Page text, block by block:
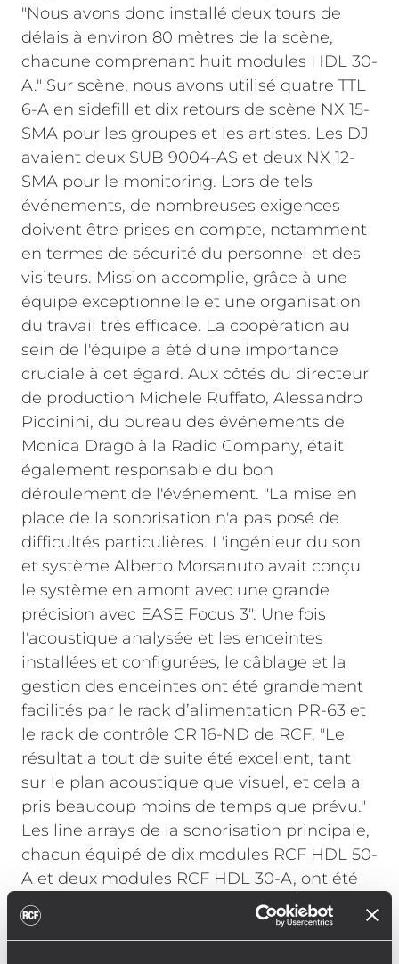
"Nous avons donc installé deux tours de
délais à environ 80 mètres de la scène,
chacune comprenant huit modules HDL 30-
A." Sur scène, nous avons utilisé quatre TTL
6-A en sidefill et dix retours de scène NX 15-
SMA pour les groupes et les artistes. Les DJ
avaient deux SUB 9004-AS et deux NX 12-
SMA pour le monitoring. Lors de tels
événements, de nombreuses exigences
doivent être prises en compte, notamment
en termes de sécurité du personnel et des
visiteurs. Mission accomplie, grâce à une
équipe exceptionnelle et une organisation
du travail très efficace. La coopération au
sein de l'équipe a été d'une importance
cruciale à cet égard. Aux côtés du directeur
de production Michele Ruffato, Alessandro
Piccinini, du bureau des événements de
Monica Drago à la Radio Company, était
également responsable du bon
déroulement de l'événement. "La mise en
place de la sonorisation n'a pas posé de
difficultés particulières. L'ingénieur du son
et système Alberto Morsanuto avait conçu
le système en amont avec une grande
précision avec EASE Focus 3". Une fois
l'acoustique analysée et les enceintes
installées et configurées, le câblage et la
gestion des enceintes ont été grandement
facilités par le rack d’alimentation PR-63 et
le rack de contrôle CR 16-ND de RCF. "Le
résultat a tout de suite été excellent, tant
sur le plan acoustique que visuel, et cela a
pris beaucoup moins de temps que prévu."
Les line arrays de la sonorisation principale,
chacun équipé de dix modules RCF HDL 50-
A et deux modules RCF HDL 30-A, ont été
mis en place à l’aide d’un seul moteur de
levage, d’une capacité d'une tonne. Le